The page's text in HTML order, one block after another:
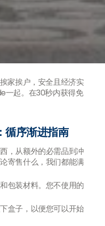
家挨户，安全且经济实
一起。在30秒内获得免
循序渐进指南
，从额外的必需品到冲
寄售什么，我们都能满
包装材料。您不使用的
盒子，以便您可以开始